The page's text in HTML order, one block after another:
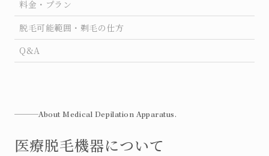
美容内服
REMOVAL
痩身・医療ダイエット
料金・プラン
脱毛可能範囲・剃毛の仕方
Q&A
About Medical Depilation Apparatus.
医療脱毛機器について